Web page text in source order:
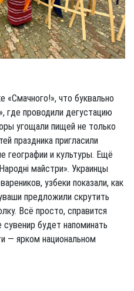
что буквально
где проводили дегустацию
угощали пищей не только
праздника пригласили
географии и культуры. Ещё
майстри». Украинцы
узбеки показали, как
предложили скрутить
Всё просто, справится
будет напоминать
— ярком национальном